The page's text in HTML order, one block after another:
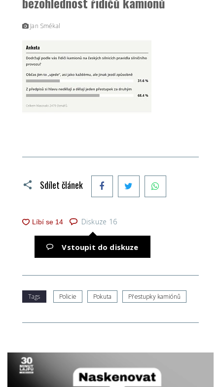
Jan Smékal
Sdílet článek FacebookTwitter
Diskuze 16
Vstoupit do diskuze
Tags Policie Pokuta Přestupky kamiónů